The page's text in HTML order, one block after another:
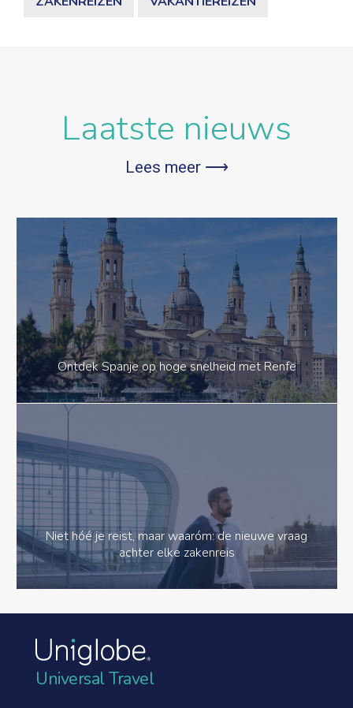
Laatste nieuws
Lees meer ⟶
Ontdek Spanje op hoge snelheid met Renfe
Niet hóé je reist, maar waaróm: de nieuwe vraag
achter elke zakenreis
Universal Travel